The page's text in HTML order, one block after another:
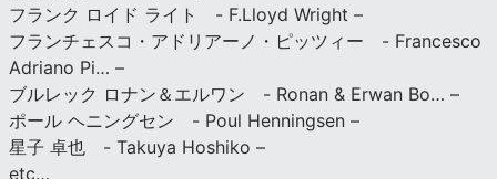
フランク ロイド ライト - F.Lloyd Wright –
フランチェスコ・アドリアーノ・ピッツィー - Francesco
Adriano Pi… –
ブルレック ロナン＆エルワン - Ronan & Erwan Bo… –
ポール ヘニングセン - Poul Henningsen –
星子 卓也 - Takuya Hoshiko –
etc…